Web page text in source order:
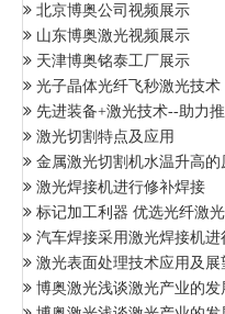
北京博奥公司视频展示
山东博奥激光视频展示
天津博奥铭泰工厂展示
光子晶体光纤飞秒激光技术
先进装备+激光技术--助力
激光切割特点及应用
金属激光切割机水温升高的
激光焊接机进行修补焊接
标记加工利器 优选光纤激
汽车焊接采用激光焊接机
激光表面处理技术应用及展
博奥激光浅谈激光产业的发